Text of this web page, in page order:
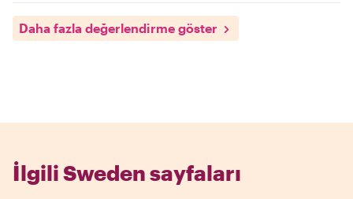
Daha fazla değerlendirme göster
İlgili Sweden sayfaları